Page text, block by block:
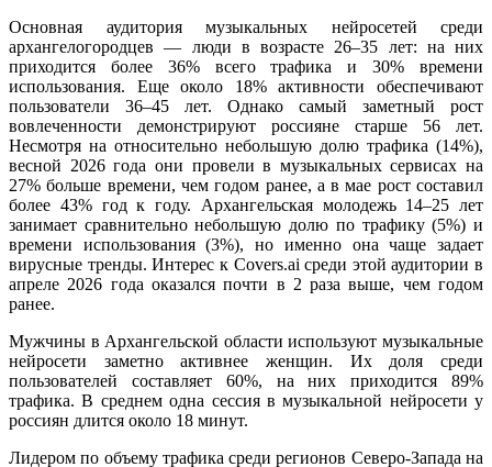
Основная аудитория музыкальных нейросетей среди
архангелогородцев — люди в возрасте 26–35 лет: на них
приходится более 36% всего трафика и 30% времени
использования. Еще около 18% активности обеспечивают
пользователи 36–45 лет. Однако самый заметный рост
вовлеченности демонстрируют россияне старше 56 лет.
Несмотря на относительно небольшую долю трафика (14%),
весной 2026 года они провели в музыкальных сервисах на
27% больше времени, чем годом ранее, а в мае рост составил
более 43% год к году. Архангельская молодежь 14–25 лет
занимает сравнительно небольшую долю по трафику (5%) и
времени использования (3%), но именно она чаще задает
вирусные тренды. Интерес к Covers.ai среди этой аудитории в
апреле 2026 года оказался почти в 2 раза выше, чем годом
ранее.
Мужчины в Архангельской области используют музыкальные
нейросети заметно активнее женщин. Их доля среди
пользователей составляет 60%, на них приходится 89%
трафика. В среднем одна сессия в музыкальной нейросети у
россиян длится около 18 минут.
Лидером по объему трафика среди регионов Северо-Запада на